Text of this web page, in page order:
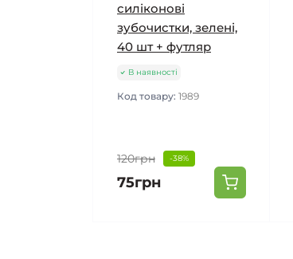
силіконові
зубочистки, зелені,
40 шт + футляр
В наявності
Код товару: 1989
120грн -38%
75грн